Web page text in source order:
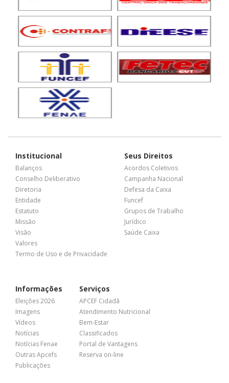
Institucional
Balanços
Conselho Deliberativo
Diretoria
Entidade
Estatuto
Missão
Visão
Valores
Termo de Uso e de Privacidade
Seus Direitos
Acordos Coletivos
Campanha Nacional
Defesa da Caixa
Funcef
Grupos de Trabalho
Jurídico
Saúde Caixa
Informações
Eleições 2026
Imagens
Vídeos
Notícias
Notícias Fenae
Outras Apcefs
Publicações
Serviços
APCEF Cidadã
Atendimento Nutricional
Bem-Estar
Classificados
Portal de Vantagens
Reserva on-line